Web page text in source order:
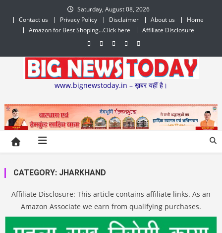
content
Saturday, August 08, 2026
Contact us
Privacy Policy Disclaimer About us
Home
Amazon for Best Shoping…Click here
Affiliate Disclosure
www.bignewstoday.in – ख़बर यहीं है।
CATEGORY: JHARKHAND
Affiliate Disclosure: This article contains affiliate links. As an
Amazon Associate we earn from qualifying purchases.